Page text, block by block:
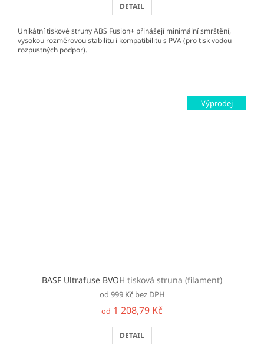
DETAIL
Unikátní tiskové struny ABS Fusion+ přinášejí minimální smrštění,
vysokou rozměrovou stabilitu i kompatibilitu s PVA (pro tisk vodou
rozpustných podpor).
Výprodej
BASF Ultrafuse BVOH tisková struna (filament)
od 999 Kč bez DPH
od 1 208,79 Kč
DETAIL